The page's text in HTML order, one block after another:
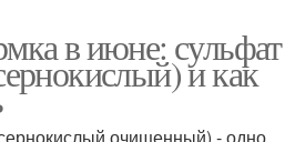
в июне: сульфат
и как
очищенный) - одно